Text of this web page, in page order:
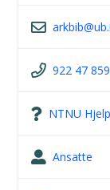
922 47 859
NTNU Hjelp
Ansatte